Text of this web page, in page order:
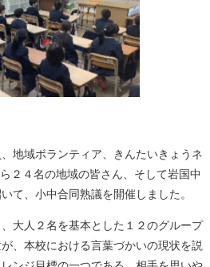
地域ボランティア、きんたいきょうネ
２４名の地域の皆さん、そして岩国中
て、小中合同熟議を開催しました。
大人２名を基本とした１２のグループ
、本校における言葉づかいの現状を説